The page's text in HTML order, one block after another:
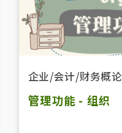
企业/会计/财务概论
管理功能 - 组织